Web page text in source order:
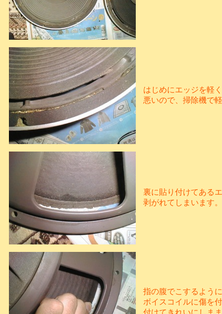
はじめにエッジを軽
悪いので、掃除機で
裏に貼り付けてある
剥がれてしまいます。
指の腹でこするよう
ボイスコイルに傷を